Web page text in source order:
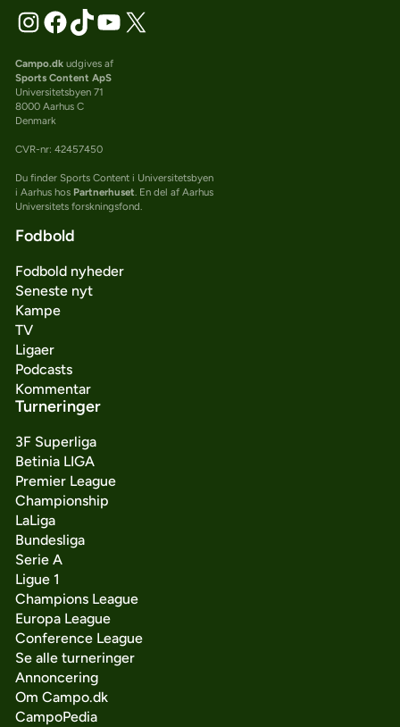
Campo.dkudgives af
Sports Content ApS
Universitetsbyen 71
8000 Aarhus C
Denmark
CVR-nr: 42457450
Du finder Sports Content i Universitetsbyen
i Aarhus hos Partnerhuset. En del af Aarhus
Universitets forskningsfond.
Fodbold
Fodbold nyheder
Seneste nyt
Kampe
TV
Ligaer
Podcasts
Kommentar
Turneringer
3F Superliga
Betinia LIGA
Premier League
Championship
LaLiga
Bundesliga
Serie A
Ligue 1
Champions League
Europa League
Conference League
Se alle turneringer
Annoncering
Om Campo.dk
CampoPedia